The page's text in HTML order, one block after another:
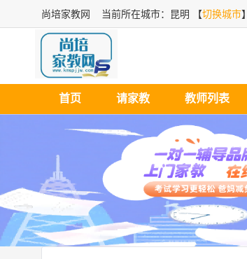
尚培家教网 当前所在城市：昆明 【切换城市】
首页 请家教 教师列表